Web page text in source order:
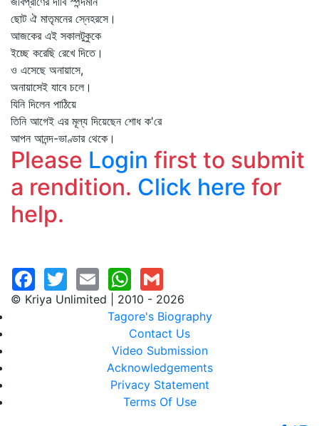
ছোট ঐ মাতৃমনের স্নেহরসে।
আজকের এই সকালটুকুকে
ইচ্ছে করেছি রেখে দিতে।
ও এসেছে অনায়াসে,
অনায়াসেই যাবে চলে।
যিনি দিলেন পাঠিয়ে
তিনি আগেই এর মূল্য দিয়েছেন শোধ ক'রে
আপন আনন্দ-ভাণ্ডার থেকে।
Please Login first to submit
a rendition. Click here for
help.
© Kriya Unlimited | 2010 - 2026
Tagore's Biography
Contact Us
Video Submission
Acknowledgements
Privacy Statement
Terms Of Use